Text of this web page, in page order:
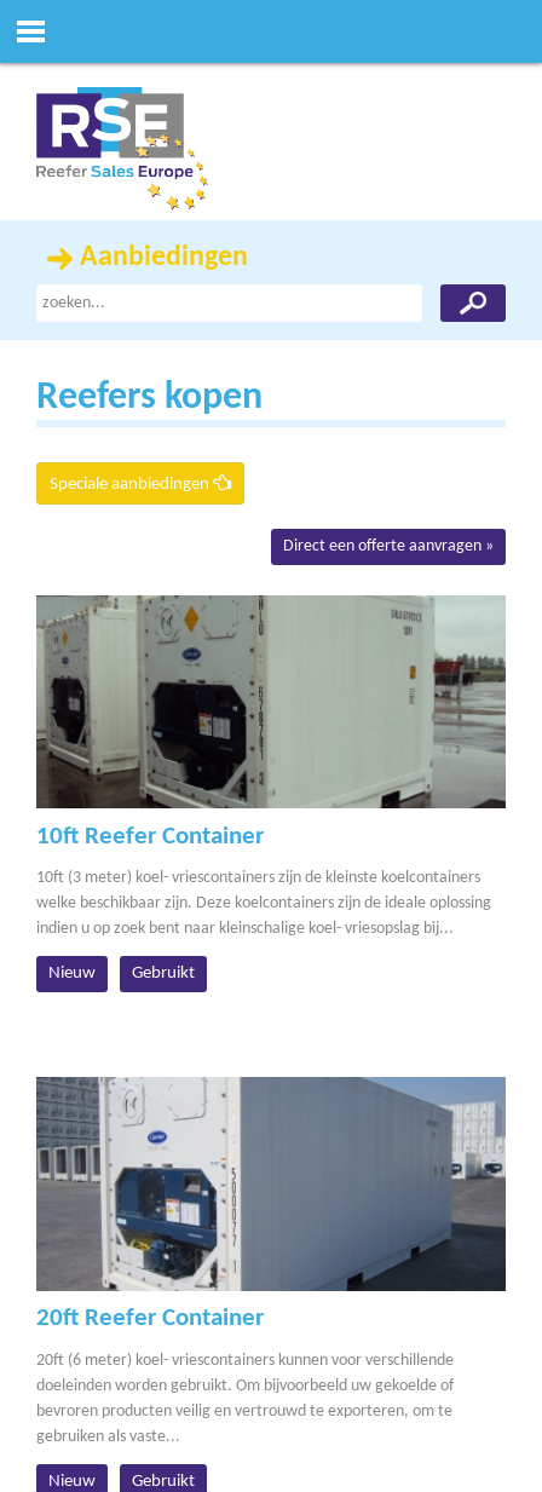
Aanbiedingen
Reefers kopen
Speciale aanbiedingen
10ft Reefer Container
10ft (3 meter) koel- vriescontainers zijn de kleinste koelcontainers
welke beschikbaar zijn. Deze koelcontainers zijn de ideale oplossing
indien u op zoek bent naar kleinschalige koel- vriesopslag bij...
Nieuw Gebruikt
20ft Reefer Container
20ft (6 meter) koel- vriescontainers kunnen voor verschillende
doeleinden worden gebruikt. Om bijvoorbeeld uw gekoelde of
bevroren producten veilig en vertrouwd te exporteren, om te
gebruiken als vaste...
Nieuw Gebruikt